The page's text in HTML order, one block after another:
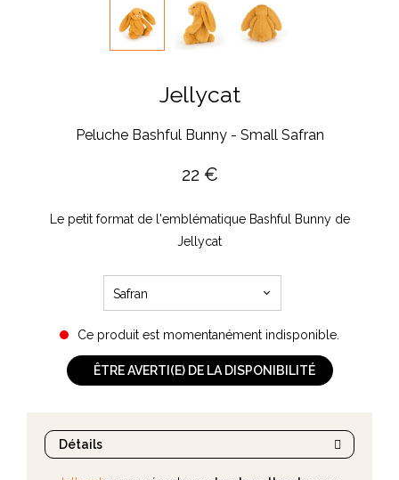
Jellycat
Peluche Bashful Bunny - Small Safran
22 €
Le petit format de l'emblématique Bashful Bunny de
Jellycat
Safran
Ce produit est momentanément indisponible.
ÊTRE AVERTI(E) DE LA DISPONIBILITÉ
Détails